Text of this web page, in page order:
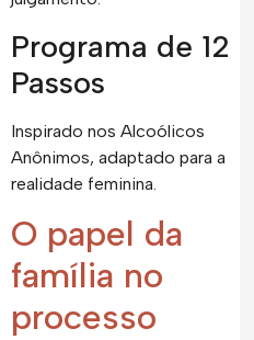
Programa de 12
Passos
Inspirado nos Alcoólicos
Anônimos, adaptado para a
realidade feminina.
O papel da
família no
processo